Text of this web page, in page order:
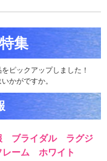
ピックアップしました！
かがですか。
ブライダル ラグジ
レーム ホワイト